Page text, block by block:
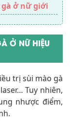
ở nữ giới
Ở NỮ HIỆU
trị sùi mào gà
Tuy nhiên,
nhược điểm,